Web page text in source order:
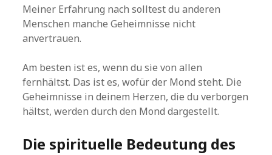
Meiner Erfahrung nach solltest du anderen
Menschen manche Geheimnisse nicht
anvertrauen.
Am besten ist es, wenn du sie von allen
fernhältst. Das ist es, wofür der Mond steht. Die
Geheimnisse in deinem Herzen, die du verborgen
hältst, werden durch den Mond dargestellt.
Die spirituelle Bedeutung des